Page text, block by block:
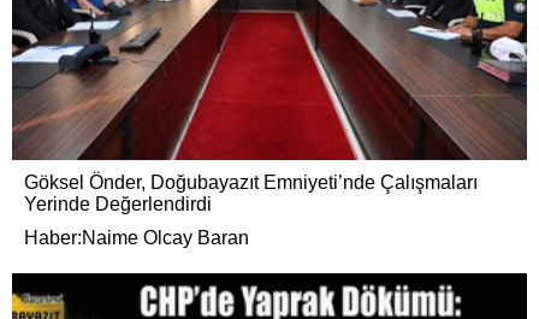
Göksel Önder, Doğubayazıt Emniyeti’nde Çalışmaları
Yerinde Değerlendirdi
Haber:Naime Olcay Baran